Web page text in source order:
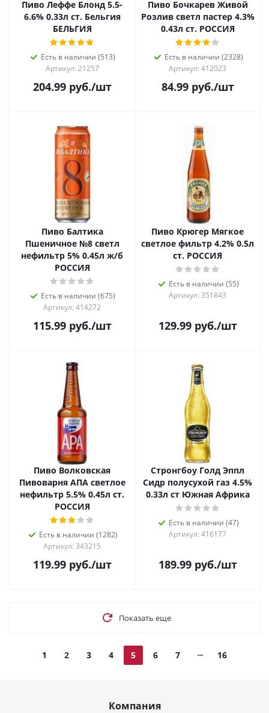
Пиво Леффе Блонд 5.5-
6.6% 0.33л ст. Бельгия
БЕЛЬГИЯ
Есть в наличии (513)
Артикул: 21257
204.99руб./шт
Пиво Бочкарев Живой
Розлив светл пастер 4.3%
0.43л ст. РОССИЯ
Есть в наличии (2328)
Артикул: 412023
84.99руб./шт
Пиво Балтика
Пшеничное №8 светл
нефильтр 5% 0.45л ж/б
РОССИЯ
Есть в наличии (675)
Артикул: 414272
115.99руб./шт
Пиво Крюгер Мягкое
светлое фильтр 4.2% 0.5л
ст. РОССИЯ
Есть в наличии (55)
Артикул: 351843
129.99руб./шт
Пиво Волковская
Пивоварня АПА светлое
нефильтр 5.5% 0.45л ст.
РОССИЯ
Есть в наличии (1282)
Артикул: 343215
119.99руб./шт
Стронгбоу Голд Эппл
Сидр полусухой газ 4.5%
0.33л ст Южная Африка
Есть в наличии (47)
Артикул: 416177
189.99руб./шт
Показать еще
1 2 3 4 5 6 7 16
Компания